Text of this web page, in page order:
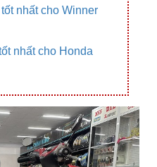
nhất cho Winner
nhất cho Honda